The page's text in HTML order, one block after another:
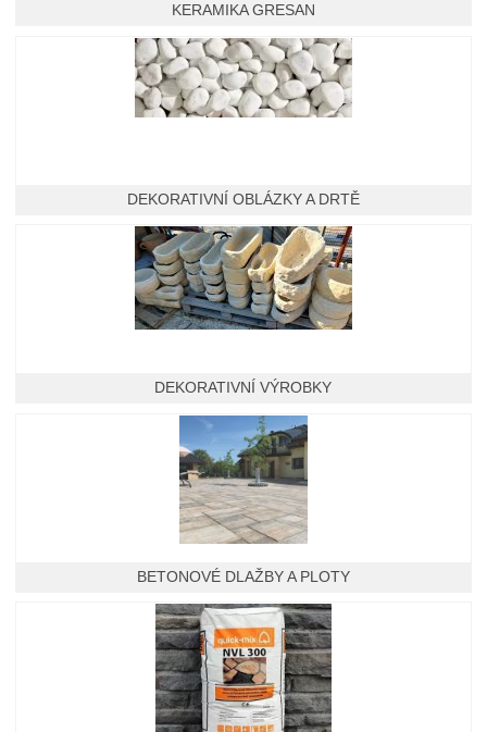
KERAMIKA GRESAN
DEKORATIVNÍ OBLÁZKY A DRTĚ
DEKORATIVNÍ VÝROBKY
BETONOVÉ DLAŽBY A PLOTY